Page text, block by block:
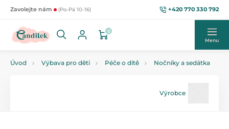
Zavolejte nám (Po-Pá 10-16) +420 770 330 792
0
Menu
Úvod Výbava pro děti Péče o dítě Nočníky a sedátka
Výrobce